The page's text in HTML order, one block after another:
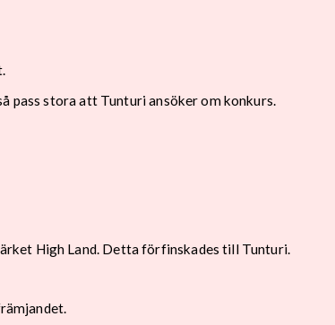
pass stora att Tunturi ansöker om konkurs.
High Land. Detta förfinskades till Tunturi.